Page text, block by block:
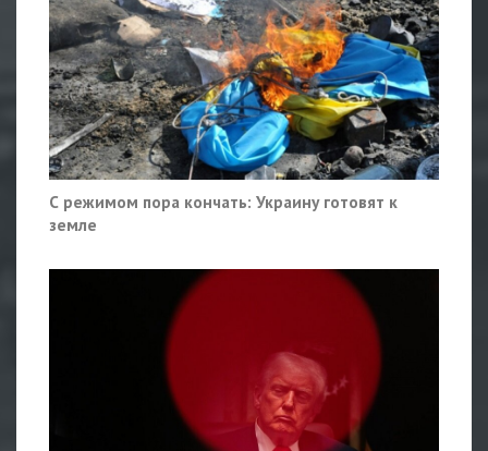
С режимом пора кончать: Украину готовят к
земле